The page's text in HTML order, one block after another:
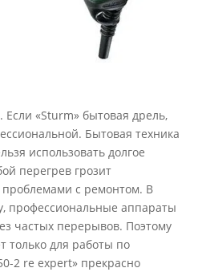
«Sturm» бытовая дрель,
Бытовая техника
использовать долгое
перегрев грозит
с ремонтом. В
профессиональные аппараты
частых перерывов. Поэтому
только для работы по
2 re expert» прекрасно